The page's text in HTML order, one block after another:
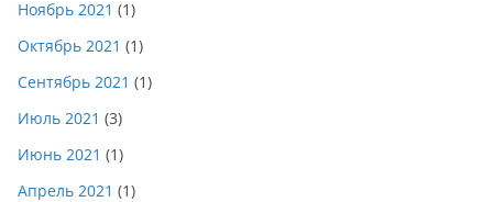
Ноябрь 2021 (1)
Октябрь 2021 (1)
Сентябрь 2021 (1)
Июль 2021 (3)
Июнь 2021 (1)
Апрель 2021 (1)